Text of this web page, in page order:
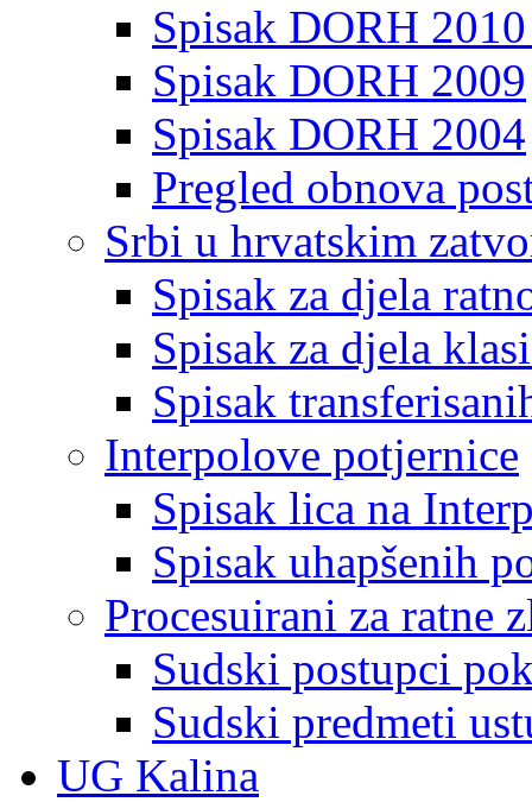
Spisak DORH
Spisak DORH 2009
Spisak DORH 2004
Pregled obnova
Srbi u hrvatskim
Spisak za djela
Spisak za djela
Spisak
Interpolove potjernice
Spisak lica na
Spisak uhapšenih
Procesuirani za ratne
Sudski postupci
Sudski predmeti
UG Kalina